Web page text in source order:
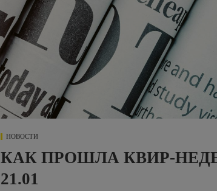
НОВОСТИ
КАК ПРОШЛА КВИР-
21.01